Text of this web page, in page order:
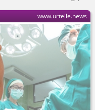
www.urteile.news